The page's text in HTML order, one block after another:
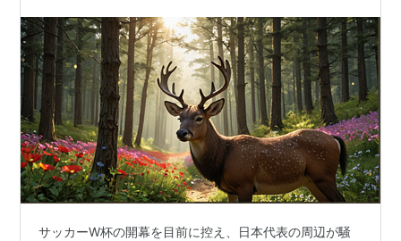
サッカーW杯の開幕を目前に控え、日本代表の周辺が騒